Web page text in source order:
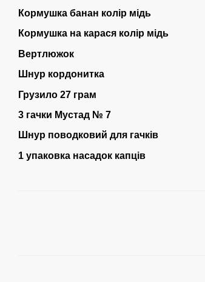
Кормушка банан колір мідь
Кормушка на карася колір мідь
Вертлюжок
Шнур кордонитка
Грузило 27 грам
3 гачки Мустад № 7
Шнур поводковий для гачків
1 упаковка насадок капців